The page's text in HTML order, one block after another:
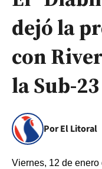
dejó la
con
la Sub-23
Por El Litoral
Viernes, 12 de